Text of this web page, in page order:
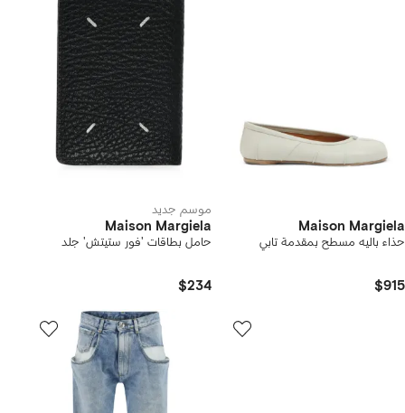
Maison Margiela
حذاء باليه مسطح بمقدمة تابي
$915
موسم جديد
Maison Margiela
حامل بطاقات 'فور ستيتش' جلد
$234